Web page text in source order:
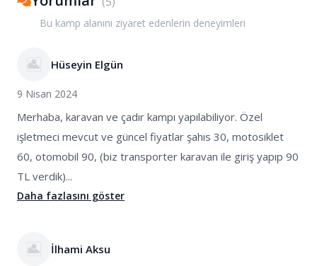
Bu kamp alanını ziyaret edenlerin deneyimleri
Hüseyin Elgün
9 Nisan 2024
Merhaba, karavan ve çadır kampı yapılabiliyor. Özel
işletmeci mevcut ve güncel fiyatlar şahıs 30, motosiklet
60, otomobil 90, (biz transporter karavan ile giriş yapıp 90
TL verdik)...
Daha fazlasını göster
İlhami Aksu